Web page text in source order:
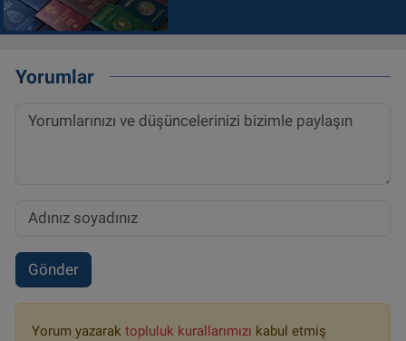
Yorumlar
Gönder
Yorum yazarak topluluk kurallarımızı kabul etmiş